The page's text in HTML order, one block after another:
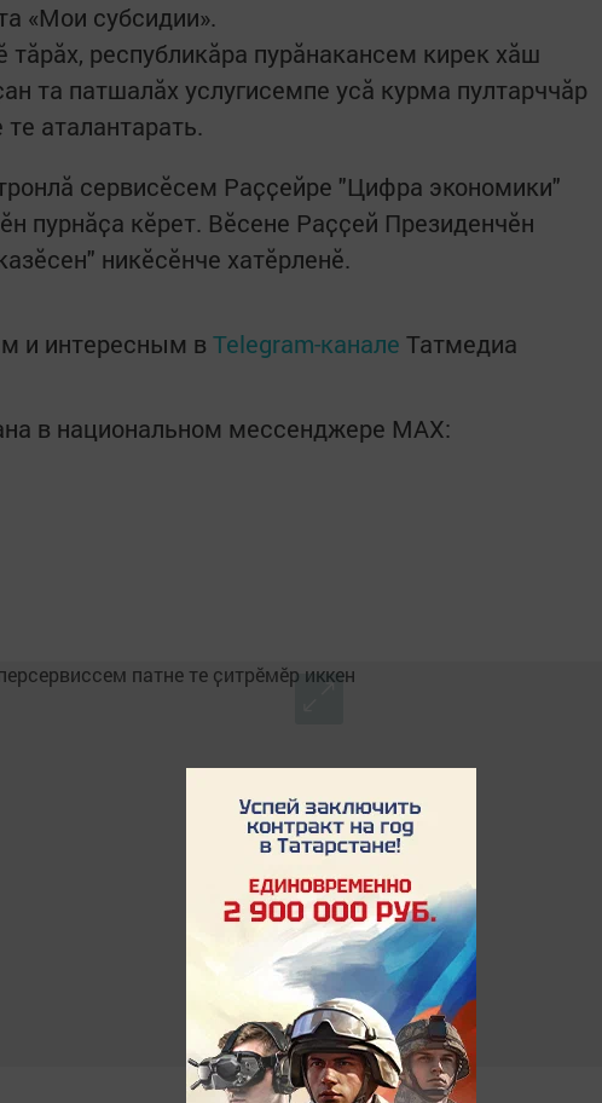
«Мои субсидии».
тӑрӑх, республикӑра пурӑнакансем кирек хăш
та патшалӑх услугисемпе усӑ курма пултарччӑр
аталантарать.
сервисӗсем Раҫҫейре "Цифра экономики"
пурнӑҫа кӗрет. Вӗсене Раҫҫей Президенчӗн
никӗсӗнче хатӗрленӗ.
и интересным в Telegram-канале Татмедиа
в национальном мессенджере MАХ: